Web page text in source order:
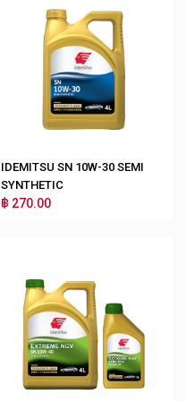
IDEMITSU SN 10W-30 SEMI
SYNTHETIC
฿ 270.00